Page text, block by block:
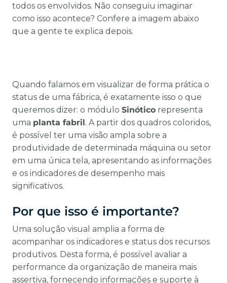
todos os envolvidos. Não conseguiu imaginar
como isso acontece? Confere a imagem abaixo
que a gente te explica depois.
Quando falamos em visualizar de forma prática o
status de uma fábrica, é exatamente isso o que
queremos dizer: o módulo Sinótico representa
uma planta fabril. A partir dos quadros coloridos,
é possível ter uma visão ampla sobre a
produtividade de determinada máquina ou setor
em uma única tela, apresentando as informações
e os indicadores de desempenho mais
significativos.
Por que isso é importante?
Uma solução visual amplia a forma de
acompanhar os indicadores e status dos recursos
produtivos. Desta forma, é possível avaliar a
performance da organização de maneira mais
assertiva, fornecendo informações e suporte à